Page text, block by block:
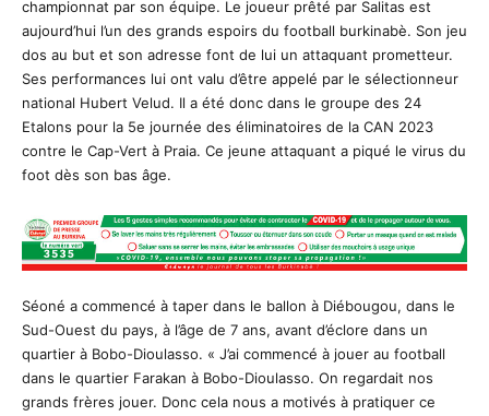
championnat par son équipe. Le joueur prêté par Salitas est
aujourd’hui l’un des grands espoirs du football burkinabè. Son jeu
dos au but et son adresse font de lui un attaquant prometteur.
Ses performances lui ont valu d’être appelé par le sélectionneur
national Hubert Velud. Il a été donc dans le groupe des 24
Etalons pour la 5e journée des éliminatoires de la CAN 2023
contre le Cap-Vert à Praia. Ce jeune attaquant a piqué le virus du
foot dès son bas âge.
Séoné a commencé à taper dans le ballon à Diébougou, dans le
Sud-Ouest du pays, à l’âge de 7 ans, avant d’éclore dans un
quartier à Bobo-Dioulasso. « J’ai commencé à jouer au football
dans le quartier Farakan à Bobo-Dioulasso. On regardait nos
grands frères jouer. Donc cela nous a motivés à pratiquer ce